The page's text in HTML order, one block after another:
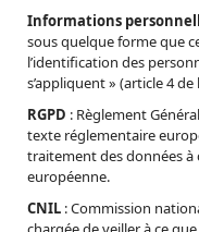
Informations
sous quelque forme que
l’identification des
s’appliquent » (article 4
RGPD : Règlement
texte réglementaire
traitement des données à
européenne.
CNIL : Commission